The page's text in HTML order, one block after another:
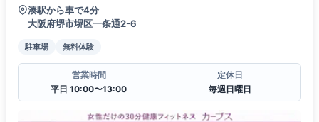
湊駅から車で4分
大阪府堺市堺区一条通2-6
駐車場 無料体験
営業時間
平日 10:00〜13:00
定休日
毎週日曜日